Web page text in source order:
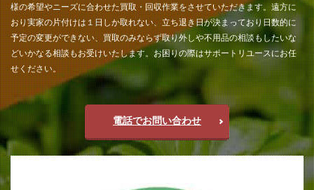
様の希望やニーズに合わせた買取・回収作業をさせていただきます。遠方に
おり実家の片付けは１日しか取れない、立ち退き日が決まっており日数的に
予定の変更ができない、買取のみならず取り外しや不用品の相談もしたいな
どいかなる相談もお受けいたします。お困りの際はサポートリユースにお任
せください。
電話でお問い合わせ